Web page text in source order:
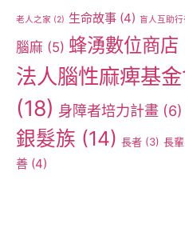
老人之家 (2) 生命故事 (4) 盲人互助行
腦麻 (5) 蜂湧數位商店
法人腦性麻痺基
(18) 身障者培力計畫 (6)
銀髮族 (14) 長者 (3) 長輩
善 (4)